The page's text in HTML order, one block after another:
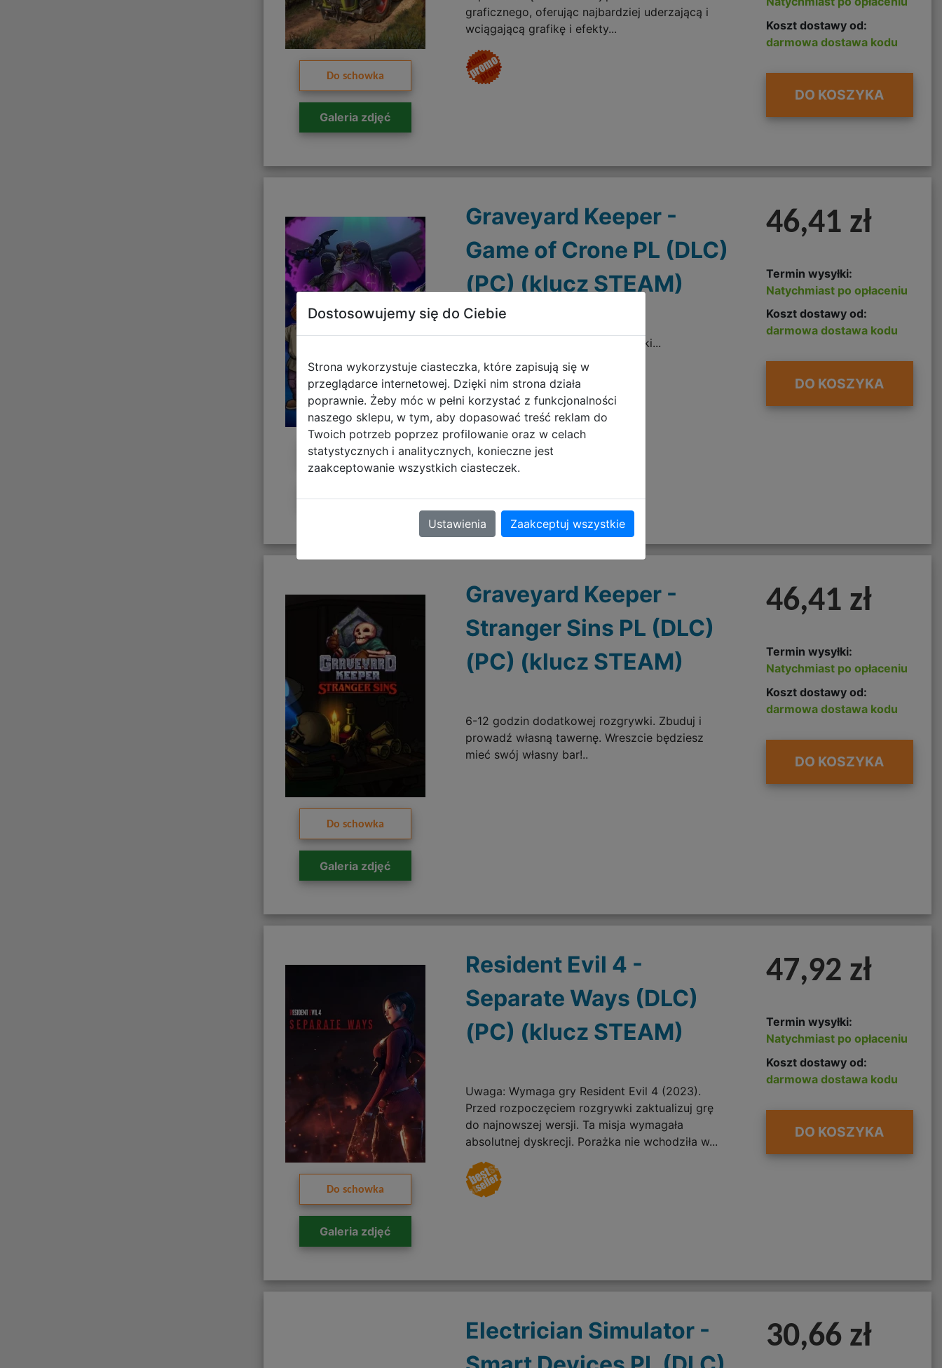
Do schowka
Galeria zdjęć
graficznego, oferując najbardziej uderzającą i
wciągającą grafikę i efekty...
Koszt dostawy od:
darmowa dostawa kodu
DO KOSZYKA
Do schowka
Galeria zdjęć
Graveyard Keeper -
Game of Crone PL (DLC)
(PC) (klucz STEAM)
6-12 godzin dodatkowej rozgrywki...
46,41 zł
Termin wysyłki:
Natychmiast po opłaceniu
Koszt dostawy od:
darmowa dostawa kodu
DO KOSZYKA
Do schowka
Galeria zdjęć
Graveyard Keeper -
Stranger Sins PL (DLC)
(PC) (klucz STEAM)
6-12 godzin dodatkowej rozgrywki. Zbuduj i
prowadź własną tawernę. Wreszcie będziesz
mieć swój własny bar!..
46,41 zł
Termin wysyłki:
Natychmiast po opłaceniu
Koszt dostawy od:
darmowa dostawa kodu
DO KOSZYKA
Do schowka
Galeria zdjęć
Resident Evil 4 -
Separate Ways (DLC)
(PC) (klucz STEAM)
Uwaga: Wymaga gry Resident Evil 4 (2023).
Przed rozpoczęciem rozgrywki zaktualizuj grę
do najnowszej wersji. Ta misja wymagała
absolutnej dyskrecji. Porażka nie wchodziła w...
47,92 zł
Termin wysyłki:
Natychmiast po opłaceniu
Koszt dostawy od:
darmowa dostawa kodu
DO KOSZYKA
Electrician Simulator -
30,66 zł
Dostosowujemy się do Ciebie
Strona wykorzystuje ciasteczka, które zapisują się w
przeglądarce internetowej. Dzięki nim strona działa
poprawnie. Żeby móc w pełni korzystać z funkcjonalności
naszego sklepu, w tym, aby dopasować treść reklam do
Twoich potrzeb poprzez profilowanie oraz w celach
statystycznych i analitycznych, konieczne jest
zaakceptowanie wszystkich ciasteczek.
Ustawienia Zaakceptuj wszystkie